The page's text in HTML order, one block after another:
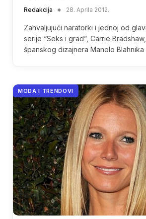
Redakcija 28. Aprila 2012.
Zahvaljujući naratorki i jednoj od
serije “Seks i grad”, Carrie
španskog dizajnera Manolo
MODA I TRENDOVI